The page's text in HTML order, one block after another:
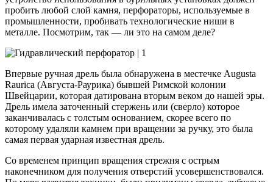
пробить любой слой камня, перфораторы, используемые в
промышленности, пробивать технологические ниши в
металле. Посмотрим, так — ли это на самом деле?
Впервые ручная дрель была обнаружена в местечке Augusta
Raurica (Августа-Раурика) бывшей Римской колонии
Швейцарии, которая датирована вторым веком до нашей эры.
Дрель имела заточенный стержень или (сверло) которое
заканчивалась с толстым основанием, скорее всего по
которому удаляли камнем при вращении за ручку, это была
самая первая ударная известная дрель.
Со временем принцип вращения стрежня с острым
наконечником для получения отверстий усовершенствовался.